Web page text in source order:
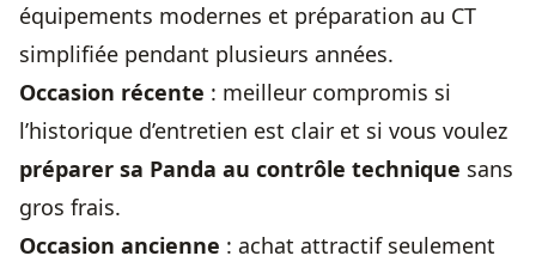
équipements modernes et préparation au CT
simplifiée pendant plusieurs années.
Occasion récente : meilleur compromis si
l’historique d’entretien est clair et si vous voulez
préparer sa Panda au contrôle technique sans
gros frais.
Occasion ancienne : achat attractif seulement